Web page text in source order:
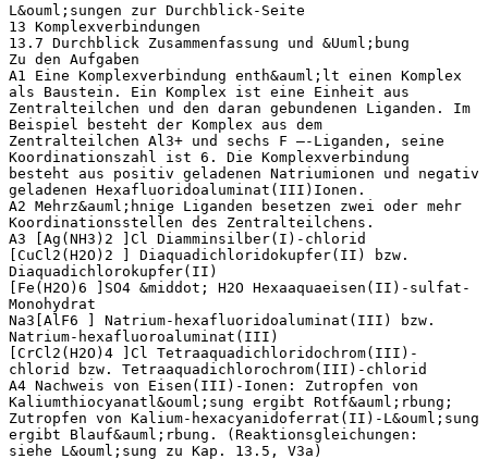
L&ouml;sungen zur Durchblick-Seite
13 Komplexverbindungen
13.7 Durchblick Zusammenfassung und &Uuml;bung
Zu den Aufgaben
A1 Eine Komplexverbindung enth&auml;lt einen Komplex
als Baustein. Ein Komplex ist eine Einheit aus
Zentralteilchen und den daran gebundenen Liganden. Im
Beispiel besteht der Komplex aus dem
Zentralteilchen Al3+ und sechs F –-Liganden, seine
Koordinationszahl ist 6. Die Komplexverbindung
besteht aus positiv geladenen Natriumionen und negativ
geladenen Hexafluoridoaluminat(III)Ionen.
A2 Mehrz&auml;hnige Liganden besetzen zwei oder mehr
Koordinationsstellen des Zentralteilchens.
A3 [Ag(NH3)2 ]Cl Diamminsilber(I)-chlorid
[CuCl2(H2O)2 ] Diaquadichloridokupfer(II) bzw.
Diaquadichlorokupfer(II)
[Fe(H2O)6 ]SO4 &middot; H2O Hexaaquaeisen(II)-sulfat-
Monohydrat
Na3[AlF6 ] Natrium-hexafluoridoaluminat(III) bzw.
Natrium-hexafluoroaluminat(III)
[CrCl2(H2O)4 ]Cl Tetraaquadichloridochrom(III)-
chlorid bzw. Tetraaquadichlorochrom(III)-chlorid
A4 Nachweis von Eisen(III)-Ionen: Zutropfen von
Kaliumthiocyanatl&ouml;sung ergibt Rotf&auml;rbung;
Zutropfen von Kalium-hexacyanidoferrat(II)-L&ouml;sung
ergibt Blauf&auml;rbung. (Reaktionsgleichungen:
siehe L&ouml;sung zu Kap. 13.5, V3a)